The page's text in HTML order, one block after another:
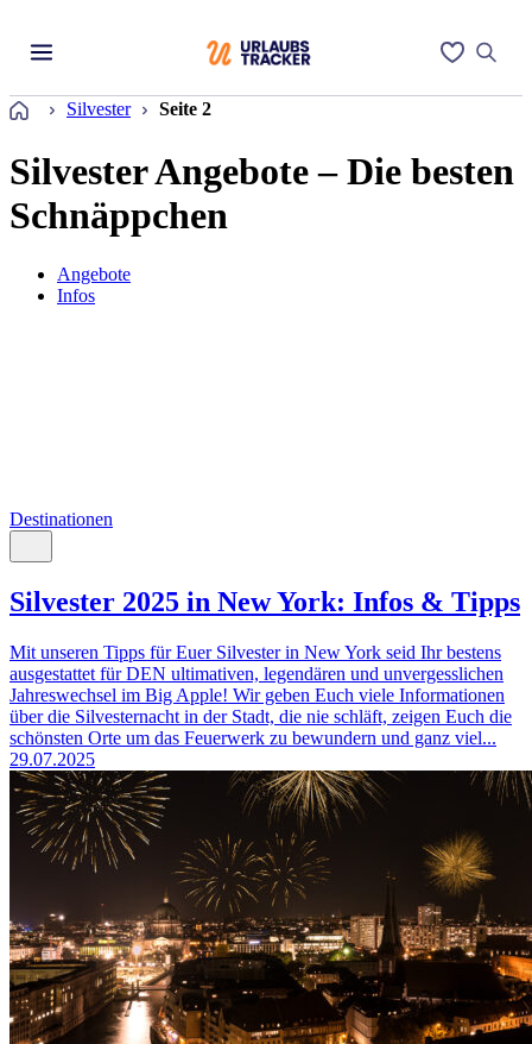
Startseite
Silvester Seite 2
Silvester Angebote – Die besten
Schnäppchen
Angebote
Infos
Destinationen
Silvester 2025 in New York: Infos & Tipps
Mit unseren Tipps für Euer Silvester in New York seid Ihr bestens
ausgestattet für DEN ultimativen, legendären und unvergesslichen
Jahreswechsel im Big Apple! Wir geben Euch viele Informationen
über die Silvesternacht in der Stadt, die nie schläft, zeigen Euch die
schönsten Orte um das Feuerwerk zu bewundern und ganz viel...
29.07.2025